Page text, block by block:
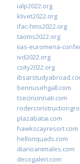
ialp2022.org
klivet2022.org
ifac-hms2022.org
taoms2022.org
iias-euromena-
ivd2022.org
csity2022.org
bennusehgall.com
tsecincinnati.com
plazabatai.com
hawkscayresort.com
hellonquads.com
diarioanimales.com
decogaleri.com